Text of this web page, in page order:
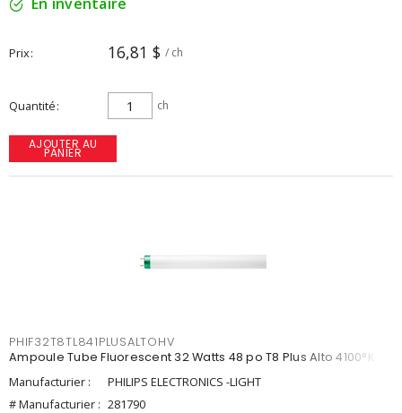
Prix 16,81 $ / ch
Quantité ch
AJOUTER AU
PANIER
PHIF32T8TL841PLUSALTOHV
Ampoule Tube Fluorescent 32 Watts 48 po T8 Plus Alto 4100°K
Manufacturier :
PHILIPS ELECTRONICS -LIGHT
# Manufacturier : 281790